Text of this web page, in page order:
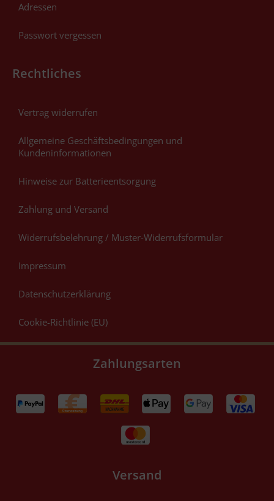
Adressen
Passwort vergessen
Rechtliches
Vertrag widerrufen
Allgemeine Geschäftsbedingungen und
Kundeninformationen
Hinweise zur Batterieentsorgung
Zahlung und Versand
Widerrufsbelehrung / Muster-Widerrufsformular
Impressum
Datenschutzerklärung
Cookie-Richtlinie (EU)
Zahlungsarten
Versand